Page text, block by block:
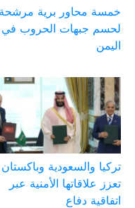
خمسة محاور برية مرشحة
لحسم جبهات الحروب في
اليمن
تركيا والسعودية وباكستان
تعزز علاقاتها الأمنية عبر
اتفاقية دفاع